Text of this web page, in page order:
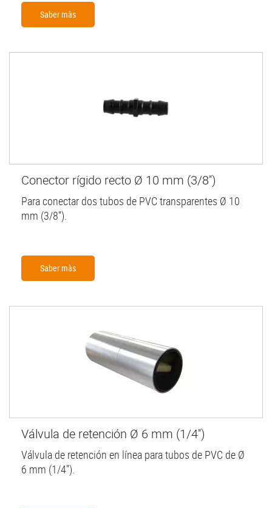
Saber màs
Conector rígido recto Ø 10 mm (3/8'')
Para conectar dos tubos de PVC transparentes Ø 10
mm (3/8'').
Saber màs
Válvula de retención Ø 6 mm (1/4'')
Válvula de retención en línea para tubos de PVC de Ø
6 mm (1/4'').